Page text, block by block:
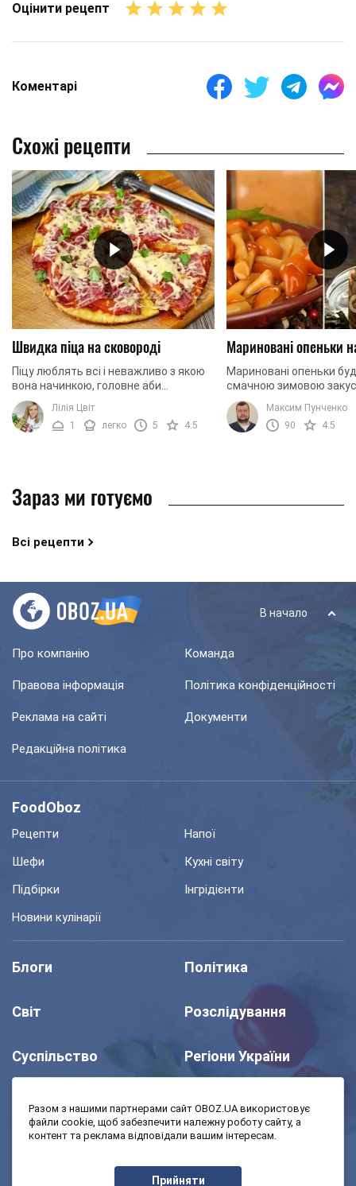
Оцінити рецепт
Коментарі
Схожі рецепти
Швидка піца на сковороді
Піцу люблять всі і неважливо з якою
вона начинкою, головне аби
побільше. В такому випадку, що може
бути краще, ніж приготувати її
самостійно з ...
Лілія Цвіт
1
легко 5 4.5
Мариновані опеньки
Мариновані опеньки
смачною зимовою
приготуємо їх разом!
Максим Пунченко
90
4.5
Зараз ми готуємо
Всі рецепти
В начало
Про компанію Команда
Правова інформація Політика конфіденційності
Реклама на сайті Документи
Редакційна політика
FoodOboz
Рецепти
Напої
Шефи
Кухні світу
Підбірки
Інгрідієнти
Новини кулінарії
Блоги Політика
Світ Розслідування
Суспільство Регіони України
Моя школа Авто
Разом з нашими партнерами сайт OBOZ.UA використовує
файли cookie, щоб забезпечити належну роботу сайту, а
контент та реклама відповідали вашим інтересам.
Прийняти